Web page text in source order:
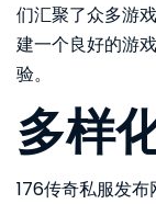
们汇聚了众多游
建一个良好的游
验。
多样
176传奇私服发